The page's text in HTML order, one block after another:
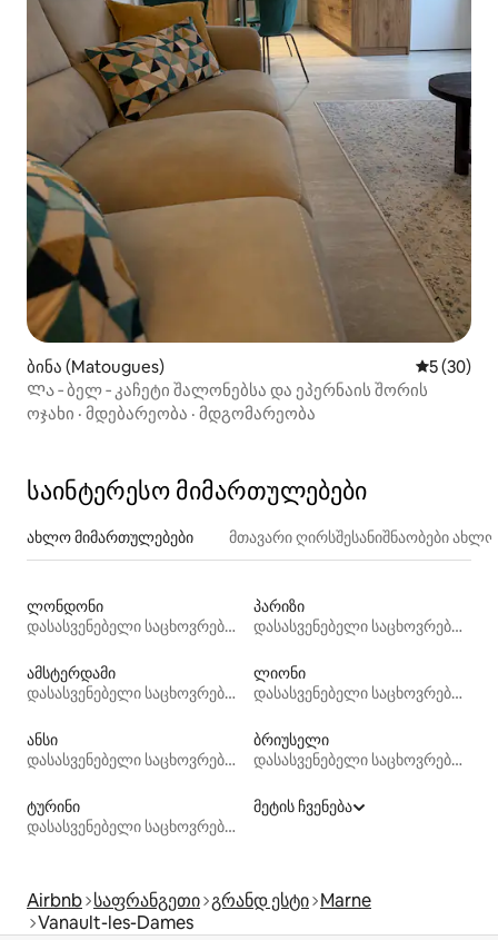
ბინა (Matougues) საშუალო
5 (30)
Ლა ‑ ბელ ‑ კაჩეტი შალონებსა და ეპერნაის შორის
ოჯახი · მდებარეობა · მდგომარეობა
საინტერესო მიმართულებები
ახლო მიმართულებები მთავარი ღირსშესანიშნაობები
ლონდონი
დასასვენებელი საცხოვრებლები
პარიზი
დასასვენებელი საცხოვრებლები
ამსტერდამი
დასასვენებელი საცხოვრებლები
ლიონი
დასასვენებელი საცხოვრებლები
ანსი
დასასვენებელი საცხოვრებლები
ბრიუსელი
დასასვენებელი საცხოვრებლები
ტურინი
დასასვენებელი საცხოვრებლები
მეტის ჩვენება
Airbnb საფრანგეთი გრანდ ესტი Marne
Vanault-les-Dames